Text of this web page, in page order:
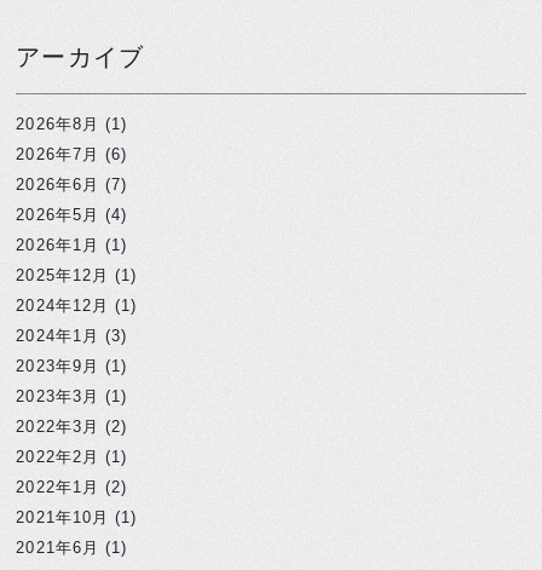
アーカイブ
2026年8月 (1)
2026年7月 (6)
2026年6月 (7)
2026年5月 (4)
2026年1月 (1)
2025年12月 (1)
2024年12月 (1)
2024年1月 (3)
2023年9月 (1)
2023年3月 (1)
2022年3月 (2)
2022年2月 (1)
2022年1月 (2)
2021年10月 (1)
2021年6月 (1)